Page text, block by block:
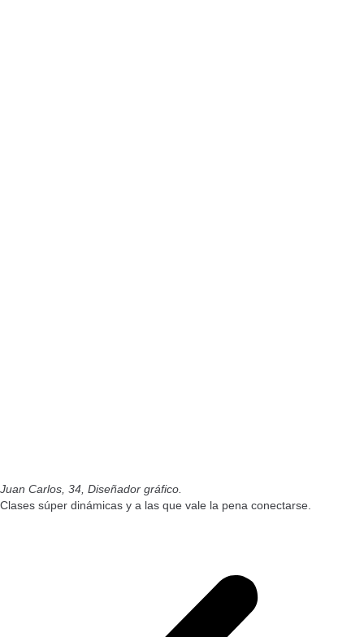
Juan Carlos, 34, Diseñador gráfico.
Clases súper dinámicas y a las que vale la pena conectarse.